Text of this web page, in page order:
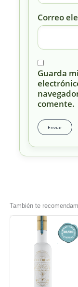
Correo
Guarda
comente.
También te